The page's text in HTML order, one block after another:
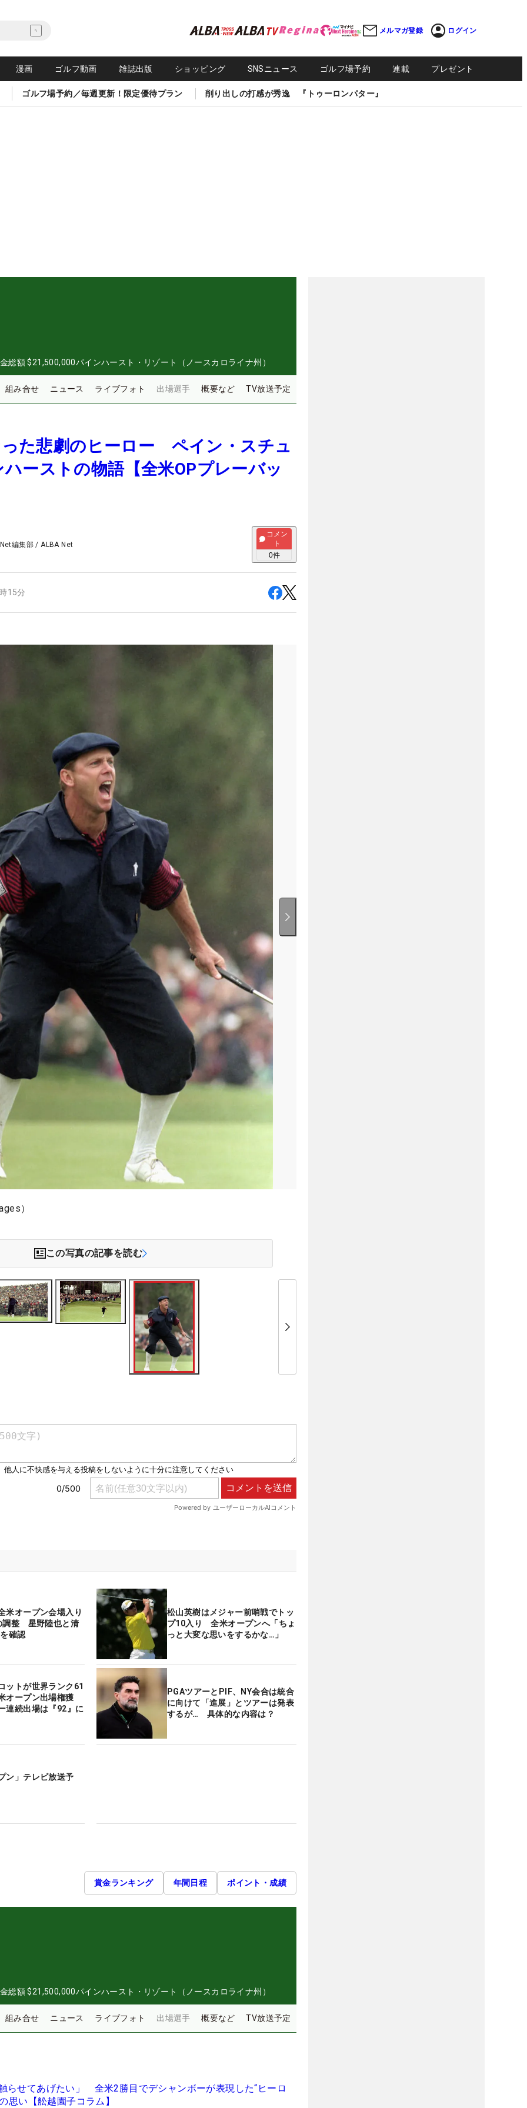
メルマガ登録 ログイン
漫画 ゴルフ動画 雑誌出版 ショッピング SNSニュース ゴルフ場予約 連載 プレゼント
ゴルフ場予約／毎週更新！限定優待プラン 削り出しの打感が秀逸 『トゥーロンパター』
総額 $21,500,000パインハースト・リゾート（ノースカロライナ州）
組み合せ ニュース ライブフォト 出場選手 概要など TV放送予定
た悲劇のヒーロー ペイン・スチュ
ーストの物語【全米OPプレーバッ
編集部 /ALBA Net
コメン
ト
0件
15分
）
この写真の記事を読む
米オープン会場入り
調整 星野陸也と清
確認
松山英樹はメジャー前哨戦でトッ
プ10入り 全米オープンへ「ちょ
っと大変な思いをするかな…」
ットが世界ランク61
オープン出場権獲
続出場は『92』に
PGAツアーとPIF、NY会合は統合
に向けて「進展」とツアーは発表
するが… 具体的な内容は？
ン」テレビ放送予
賞金ランキング 年間日程 ポイント・成績
総額 $21,500,000パインハースト・リゾート（ノースカロライナ州）
組み合せ ニュース ライブフォト 出場選手 概要など TV放送予定
らせてあげたい」 全米2勝目でデシャンボーが表現した“ヒーロ
思い【舩越園子コラム】